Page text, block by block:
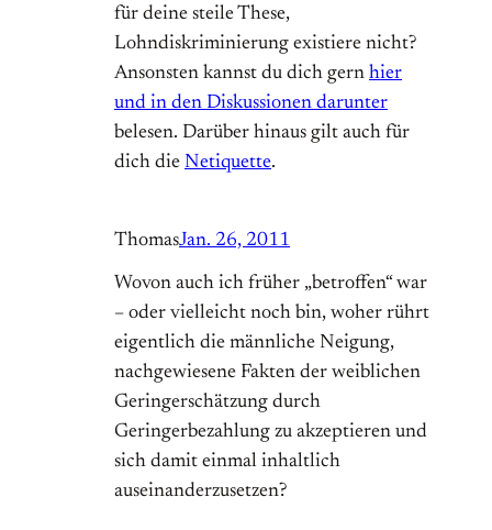
für deine steile These,
Lohndiskriminierung existiere nicht?
Ansonsten kannst du dich gern hier
und in den Diskussionen darunter
belesen. Darüber hinaus gilt auch für
dich die Netiquette.
ThomasJan. 26, 2011
Wovon auch ich früher „betroffen“ war
– oder vielleicht noch bin, woher rührt
eigentlich die männliche Neigung,
nachgewiesene Fakten der weiblichen
Geringerschätzung durch
Geringerbezahlung zu akzeptieren und
sich damit einmal inhaltlich
auseinanderzusetzen?